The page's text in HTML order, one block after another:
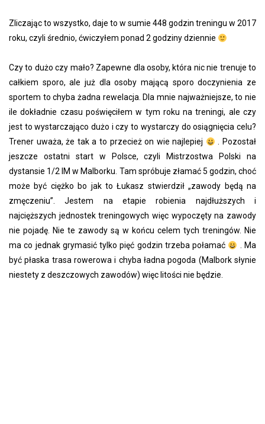
Zliczając to wszystko, daje to w sumie 448 godzin treningu w 2017
roku, czyli średnio, ćwiczyłem ponad 2 godziny dziennie
Czy to dużo czy mało? Zapewne dla osoby, która nic nie trenuje to
całkiem sporo, ale już dla osoby mającą sporo doczynienia ze
sportem to chyba żadna rewelacja. Dla mnie najważniejsze, to nie
ile dokładnie czasu poświęciłem w tym roku na treningi, ale czy
jest to wystarczająco dużo i czy to wystarczy do osiągnięcia celu?
Trener uważa, że tak a to przecież on wie najlepiej
. Pozostał
jeszcze ostatni start w Polsce, czyli Mistrzostwa Polski na
dystansie 1/2 IM w Malborku. Tam spróbuje złamać 5 godzin, choć
może być ciężko bo jak to Łukasz stwierdził „zawody będą na
zmęczeniu”. Jestem na etapie robienia najdłuższych i
najcięższych jednostek treningowych więc wypoczęty na zawody
nie pojadę. Nie te zawody są w końcu celem tych treningów. Nie
ma co jednak grymasić tylko pięć godzin trzeba połamać
. Ma
być płaska trasa rowerowa i chyba ładna pogoda (Malbork słynie
niestety z deszczowych zawodów) więc litości nie będzie.